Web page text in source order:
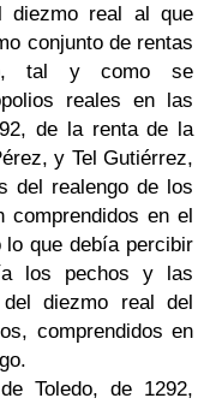
diezmo real al que
conjunto de rentas
tal y como se
reales en las
de la renta de la
y Tel Gutiérrez,
del realengo de los
comprendidos en el
que debía percibir
los pechos y las
diezmo real del
comprendidos en
Toledo, de 1292,